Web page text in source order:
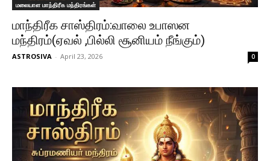
மலையாள மாந்திரீக மந்திரங்கள்
மாந்திரீக சாஸ்திரம்:வாலை உபாஸன
மந்திரம்(ஏவல் ,பில்லி சூனியம் நீங்கும்)
ASTROSIVA - April 23, 2026 0